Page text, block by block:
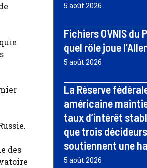
des
5 août 2026
Fichiers OVNIS du
quel rôle joue
5 août 2026
La Réserve
américaine
taux d’intérêt
que trois
soutiennent une
5 août 2026